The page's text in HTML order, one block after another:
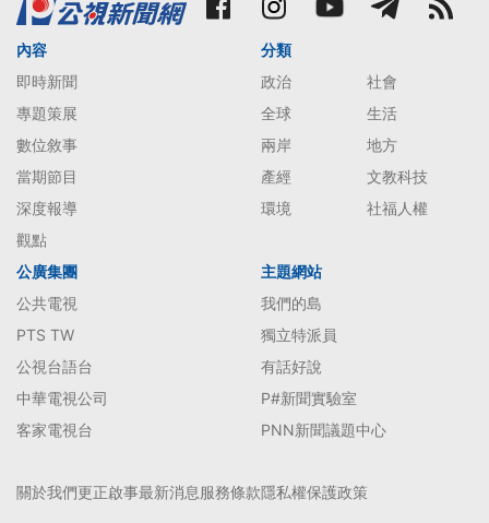
內容
即時新聞
專題策展
數位敘事
當期節目
深度報導
觀點
分類
政治
社會
全球
生活
兩岸
地方
產經
文教科技
環境
社福人權
公廣集團
公共電視
PTS TW
公視台語台
中華電視公司
客家電視台
主題網站
我們的島
獨立特派員
有話好說
P#新聞實驗室
PNN新聞議題中心
關於我們更正啟事最新消息服務條款隱私權保護政策